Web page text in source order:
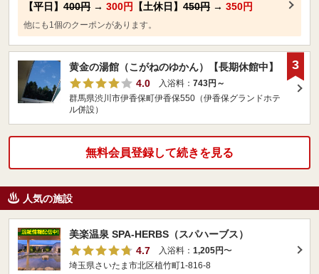
【平日】 400円 → 300円 【土休日】 450円 → 350円
他にも1個のクーポンがあります。
黄金の湯館（こがねのゆかん）【長期休館中】
4.0
入浴料： 743円～
群馬県渋川市伊香保町伊香保550（伊香保グランドホテ
ル併設）
3
無料会員登録して続きを見る
人気の施設
美楽温泉 SPA-HERBS（スパハーブス）
4.7
入浴料： 1,205円〜
埼玉県さいたま市北区植竹町1-816-8